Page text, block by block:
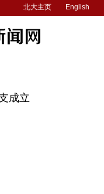
北大主页 English
成立